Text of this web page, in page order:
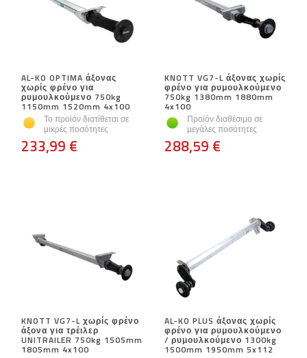
AL-KO OPTIMA άξονας
χωρίς φρένο για
ρυμουλκούμενο 750kg
1150mm 1520mm 4x100
Το προϊόν διατίθεται σε
μικρές ποσότητες
233,99 €
KNOTT VG7-L άξονας χωρίς
φρένο για ρυμουλκούμενο
750kg 1380mm 1880mm
4x100
Προϊόν διαθέσιμο σε
μεγάλες ποσότητες
288,59 €
KNOTT VG7-L χωρίς φρένο
άξονα για τρέιλερ
UNITRAILER 750kg 1505mm
1805mm 4x100
AL-KO PLUS άξονας χωρίς
φρένο για ρυμουλκούμενο
/ ρυμουλκούμενο 1300kg
1500mm 1950mm 5x112